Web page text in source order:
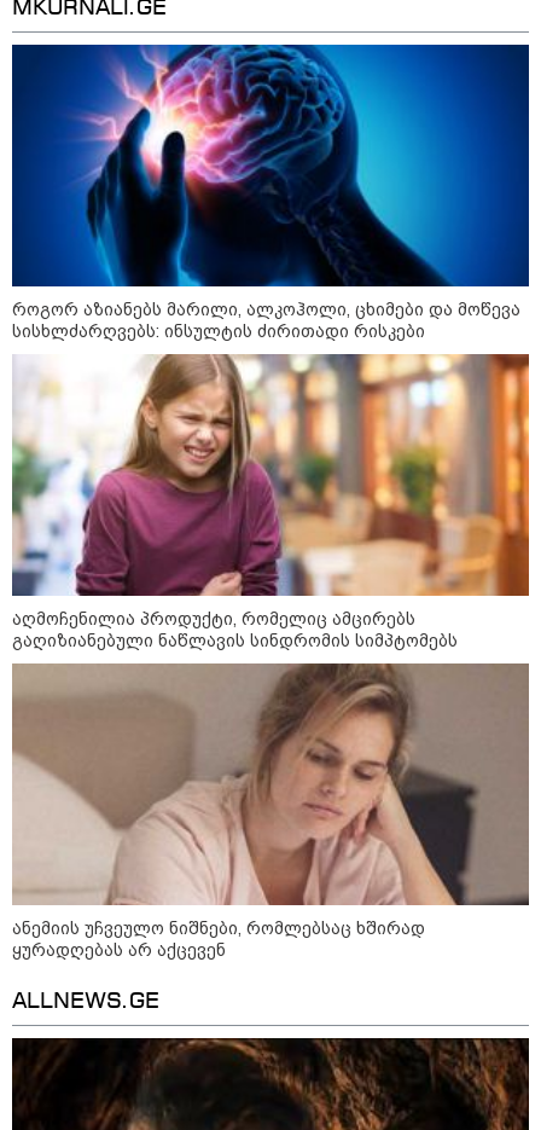
ინფექციას ებრძვიან - რა უნდა ვიცოდეთ
და რამდენად სახიფათოა
13:36 / 09-08-2026
24 წლის ფეხბურთელს თამაშის
დროს ელვამ დაარტყა,
დაშავდა 12 ადამიანი -
ვრცელდება ტრაგიკული
მომენტის ამსახველი კადრები
ტაილანდიდან
12:47 / 09-08-2026
რუსული მხარის ინფორმაციით,
უკრაინამ ბელგოროდზე
დრონებით იერიში მიიტანა,
დაიღუპა 3 ადამიანი და
დაშავდა 25
10:17 / 09-08-2026
რუსებმა ხარკოვს და ოდესას
დაარტყეს, არიან დაღუპულები
და დაშავებულები - რა
ინფორმაციას ავრცელებს
ხარკოვის მერი?
10:02 / 09-08-2026
"ქართული ოცნება” ხელს
უწყობს ირანული
ტერორისტული ქსელების
უკანონო გაფართოებას, თუმცა
მაინც ამერიკას უყენებს
მოთხოვნებს?" - ჯო უილსონი
კატეგორიის ყველა სიახლე
უარყოფს 15-პუნქტიან დოკუმენტს
- „ღაზადან“ ძალების გაყვანა არ
მოხდება, სანამ „ჰამასი“
ნამდვილად არ განიარაღდება
MKURNALI.GE
როგორ აზიანებს მარილი, ალკოჰოლი, ცხიმები და მოწევა
სისხლძარღვებს: ინსულტის ძირითადი რისკები
აღმოჩენილია პროდუქტი, რომელიც ამცირებს
გაღიზიანებული ნაწლავის სინდრომის სიმპტომებს
ანემიის უჩვეულო ნიშნები, რომლებსაც ხშირად
ყურადღებას არ აქცევენ
ALLNEWS.GE